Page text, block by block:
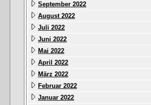
September 2022
August 2022
Juli 2022
Juni 2022
Mai 2022
April 2022
März 2022
Februar 2022
Januar 2022